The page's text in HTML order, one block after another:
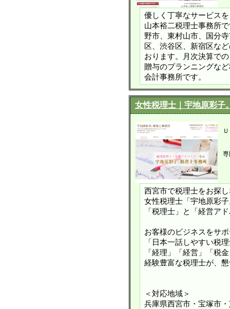
優しく丁寧なサービス
山本裕二税理士事務所
野市、東村山市、国分
区、渋谷区、新宿区な
おります。月次決算で
贈与のプランニングな
会計事務所です。
女性税理士｜宇地原彩子
専
西宮市で税理士をお探
女性税理士「宇地原彩
「税理士」と「経営ア
お客様のビジネスをサ
「日本一話しやすい税
「経理」「経営」「税
経験豊富な税理士が、
＜対応地域＞
兵庫県西宮市・宝塚市